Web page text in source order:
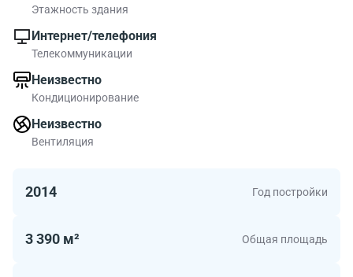
Этажность здания
Интернет/телефония
Телекоммуникации
Неизвестно
Кондиционирование
Неизвестно
Вентиляция
2014 Год постройки
3 390 м² Общая площадь